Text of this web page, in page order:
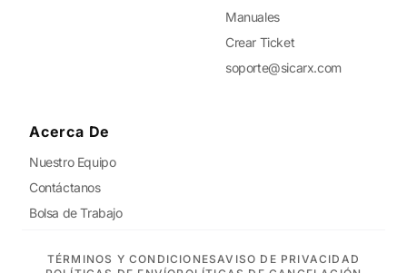
Manuales
Crear Ticket
soporte@sicarx.com
Acerca De
Nuestro Equipo
Contáctanos
Bolsa de Trabajo
TÉRMINOS Y CONDICIONESAVISO DE PRIVACIDAD